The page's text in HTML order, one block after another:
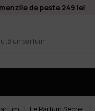
de peste 249 lei